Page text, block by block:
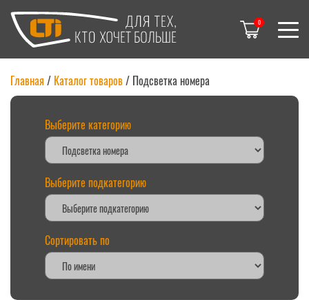
0
Главная / Каталог товаров/ Подсветка номера
Выберите категорию
Выберите подкатегорию
Сортировать по